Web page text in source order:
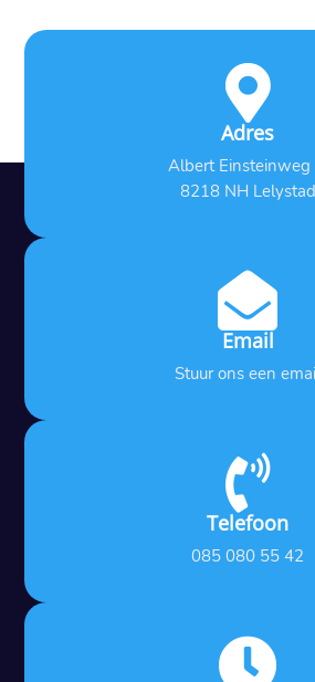

Adres
Albert Einsteinweg
8218 NH Lelystad

Email
Stuur ons een

Telefoon
085 080 55 42
